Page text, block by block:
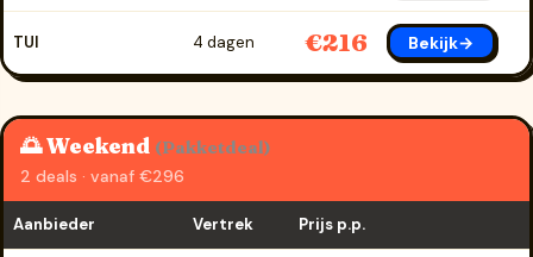
TUI 4 dagen €216 Bekijk→
🌅 Weekend (Pakketdeal)
2 deals · vanaf €296
Aanbieder Vertrek Prijs p.p.